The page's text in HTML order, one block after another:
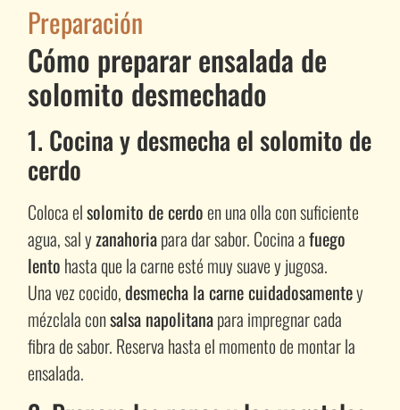
Preparación
Cómo preparar ensalada de
solomito desmechado
1. Cocina y desmecha el solomito de
cerdo
Coloca elsolomito de cerdo en una olla con suficiente
agua, sal yzanahoriapara dar sabor. Cocina afuego
lento hasta que la carne esté muy suave y jugosa.
Una vez cocido,desmecha la carne cuidadosamentey
mézclala consalsa napolitanapara impregnar cada
fibra de sabor. Reserva hasta el momento de montar la
ensalada.